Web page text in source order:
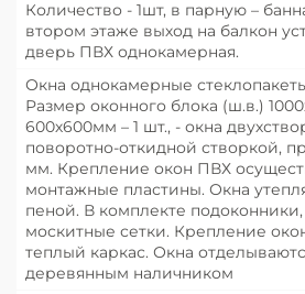
Количество - 1шт, в парную –
втором этаже выход на балкон
дверь ПВХ однокамерная.
Окна однокамерные
Размер оконного блока (ш.в.)
600х600мм – 1 шт., - окна
поворотно-откидной створкой,
мм. Крепление окон ПВХ
монтажные пластины. Окна
пеной. В комплекте
москитные сетки. Крепление
теплый каркас. Окна
деревянным наличником